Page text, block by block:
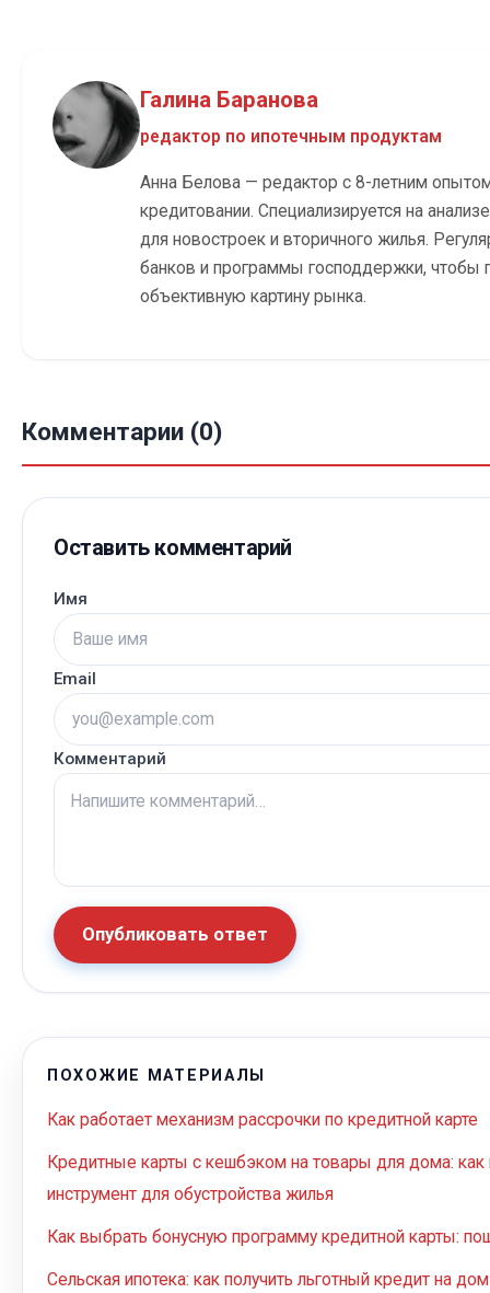
Галина Баранова
редактор по ипотечным продуктам
Анна Белова — редактор с 8-летним
кредитовании. Специализируется на
для новостроек и вторичного жилья.
банков и программы господдержки, чтобы
объективную картину рынка.
Комментарии (0)
Оставить комментарий
Имя
Email
Комментарий
Опубликовать ответ
ПОХОЖИЕ МАТЕРИАЛЫ
Как работает механизм рассрочки по кредитной карте
Кредитные карты с кешбэком на товары для дома:
инструмент для обустройства жилья
Как выбрать бонусную программу кредитной карты:
Сельская ипотека: как получить льготный кредит на